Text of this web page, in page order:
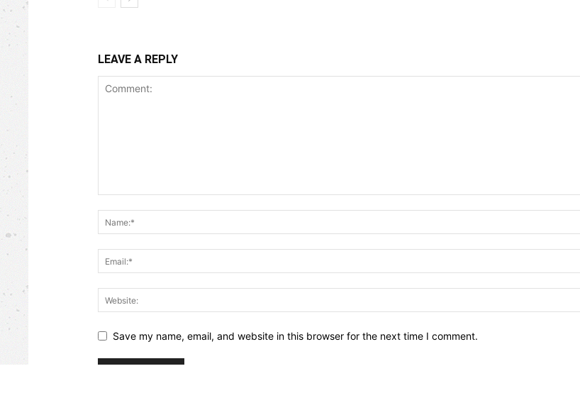
LEAVE A REPLY
Save my name, email, and website in this browser for the next time I comment.